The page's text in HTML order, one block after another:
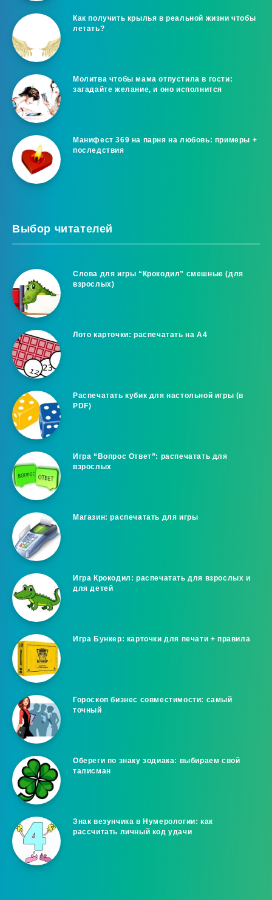
Как получить крылья в реальной жизни чтобы
летать?
Молитва чтобы мама отпустила в гости:
загадайте желание, и оно исполнится
Манифест 369 на парня на любовь: примеры +
последствия
Выбор читателей
Слова для игры “Крокодил” смешные (для
взрослых)
Лото карточки: распечатать на A4
Распечатать кубик для настольной игры (в
PDF)
Игра “Вопрос Ответ”: распечатать для
взрослых
Магазин: распечатать для игры
Игра Крокодил: распечатать для взрослых и
для детей
Игра Бункер: карточки для печати + правила
Гороскоп бизнес совместимости: самый
точный
Обереги по знаку зодиака: выбираем свой
талисман
Знак везунчика в Нумерологии: как
рассчитать личный код удачи